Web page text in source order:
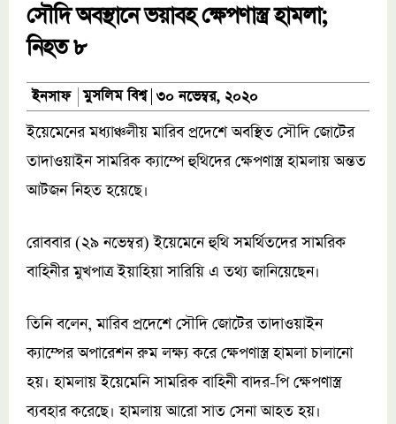
সৌদি অবস্থানে ভয়াবহ ক্ষেপণাস্ত্র হামলা;
নিহত ৮
ইনসাফ মুসলিম বিশ্ব ৩০ নভেম্বর, ২০২০
ইয়েমেনের মধ্যাঞ্চলীয় মারিব প্রদেশে অবস্থিত সৌদি জোটের
তাদাওয়াইন সামরিক ক্যাম্পে হুথিদের ক্ষেপণাস্ত্র হামলায় অন্তত
আটজন নিহত হয়েছে।
রোববার (২৯ নভেম্বর) ইয়েমেনে হুথি সমর্থিতদের সামরিক
বাহিনীর মুখপাত্র ইয়াহিয়া সারিয়ি এ তথ্য জানিয়েছেন।
তিনি বলেন, মারিব প্রদেশে সৌদি জোটের তাদাওয়াইন
ক্যাম্পের অপারেশন রুম লক্ষ্য করে ক্ষেপণাস্ত্র হামলা চালানো
হয়। হামলায় ইয়েমেনি সামরিক বাহিনী বাদর-পি ক্ষেপণাস্ত্র
ব্যবহার করেছে। হামলায় আরো সাত সেনা আহত হয়।